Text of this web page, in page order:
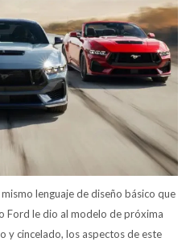
lenguaje de diseño básico que
Ford le dio al modelo de próxima
y cincelado, los aspectos de este